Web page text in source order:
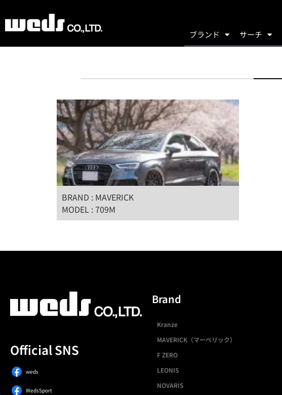
ブランド サーチ
BRAND : MAVERICK
MODEL : 709M
Official SNS
weds
WedsSport
Brand
Kranze
MAVERICK（マーベリック）
F ZERO
LEONIS
NOVARIS